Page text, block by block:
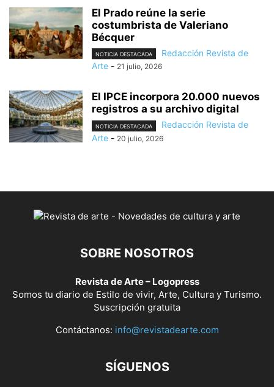
El Prado reúne la serie
costumbrista de Valeriano
Bécquer
NOTICIA DESTACADA
Redacción Revista de
Arte - 21 julio, 2026
El IPCE incorpora 20.000 nuevos
registros a su archivo digital
NOTICIA DESTACADA
Redacción Revista de
Arte - 20 julio, 2026
SOBRE NOSOTROS
Revista de Arte – Logopress
Somos tu diario de Estilo de vivir, Arte, Cultura y Turismo.
Suscripción gratuita
Contáctanos: info@revistadearte.com
SÍGUENOS